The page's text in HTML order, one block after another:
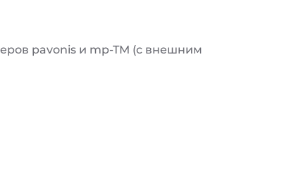
pavonis и mp-TM (с внешним